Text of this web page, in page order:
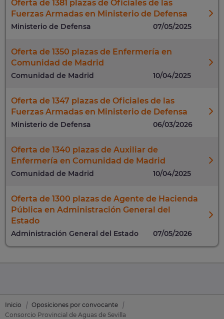
Oferta de 1381 plazas de Oficiales de las
Fuerzas Armadas en Ministerio de Defensa
Ministerio de Defensa 07/05/2025
Oferta de 1350 plazas de Enfermería en
Comunidad de Madrid
Comunidad de Madrid 10/04/2025
Oferta de 1347 plazas de Oficiales de las
Fuerzas Armadas en Ministerio de Defensa
Ministerio de Defensa 06/03/2026
Oferta de 1340 plazas de Auxiliar de
Enfermería en Comunidad de Madrid
Comunidad de Madrid 10/04/2025
Oferta de 1300 plazas de Agente de Hacienda
Pública en Administración General del
Estado
Administración General del Estado 07/05/2026
Inicio
Oposiciones por convocante
Consorcio Provincial de Aguas de Sevilla